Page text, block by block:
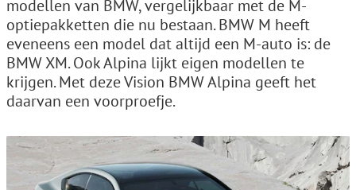
modellen van BMW, vergelijkbaar met de M-
optiepakketten die nu bestaan. BMW M heeft
eveneens een model dat altijd een M-auto is: de
BMW XM. Ook Alpina lijkt eigen modellen te
krijgen. Met deze Vision BMW Alpina geeft het
daarvan een voorproefje.